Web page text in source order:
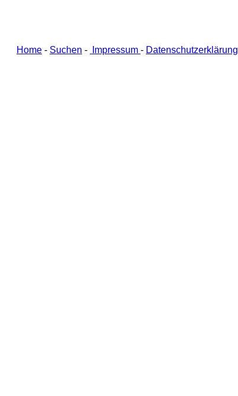
Home - Suchen - Impressum - Datenschutzerklärung